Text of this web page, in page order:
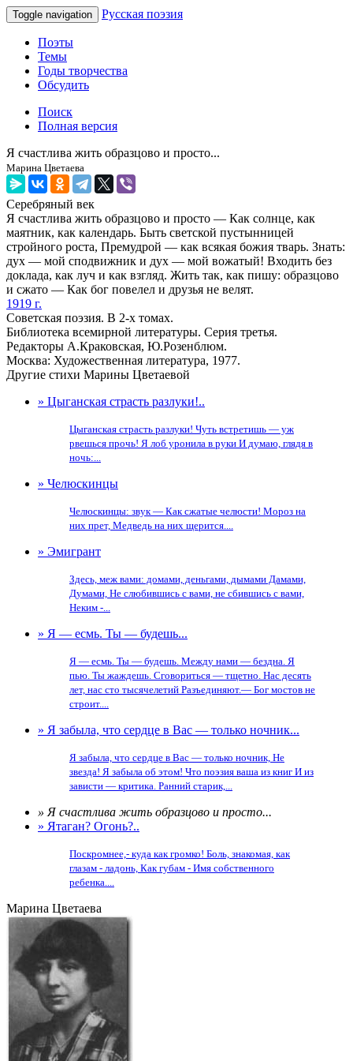
Toggle navigation Русская поэзия
Поэты
Темы
Годы творчества
Обсудить
Поиск
Полная версия
Я счастлива жить образцово и просто...
Марина Цветаева
Серебряный век
Я счастлива жить образцово и просто — Как солнце, как
маятник, как календарь. Быть светской пустынницей
стройного роста, Премудрой — как всякая божия тварь. Знать:
дух — мой сподвижник и дух — мой вожатый! Входить без
доклада, как луч и как взгляд. Жить так, как пишу: образцово
и сжато — Как бог повелел и друзья не велят.
1919 г.
Советская поэзия. В 2-х томах.
Библиотека всемирной литературы. Серия третья.
Редакторы А.Краковская, Ю.Розенблюм.
Москва: Художественная литература, 1977.
Другие стихи Марины Цветаевой
» Цыганская страсть разлуки!..
Цыганская страсть разлуки! Чуть встретишь — уж
рвешься прочь! Я лоб уронила в руки И думаю, глядя в
ночь:...
» Челюскинцы
Челюскинцы: звук — Как сжатые челюсти! Мороз на
них прет, Медведь на них щерится....
» Эмигрант
Здесь, меж вами: домами, деньгами, дымами Дамами,
Думами, Не слюбившись с вами, не сбившись с вами,
Неким -...
» Я — есмь. Ты — будешь...
Я — есмь. Ты — будешь. Между нами — бездна. Я
пью. Ты жаждешь. Сговориться — тщетно. Нас десять
лет, нас сто тысячелетий Разъединяют.— Бог мостов не
строит....
» Я забыла, что сердце в Вас — только ночник...
Я забыла, что сердце в Вас — только ночник, Не
звезда! Я забыла об этом! Что поэзия ваша из книг И из
зависти — критика. Ранний старик,...
» Я счастлива жить образцово и просто...
» Ятаган? Огонь?..
Поскромнее,- куда как громко! Боль, знакомая, как
глазам - ладонь, Как губам - Имя собственного
ребенка....
Марина Цветаева